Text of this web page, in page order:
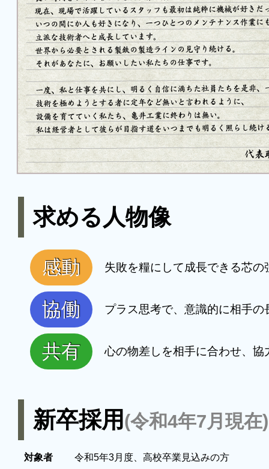
求める人物像
感動 失敗を糧にして成長できる芯
協働 プラス思考で、意識的に相手
共有 心の物差しを相手に合わせ、
新卒採用 (令和4年7月現在)
対象者 令和5年3月度、高校卒業見込みの方